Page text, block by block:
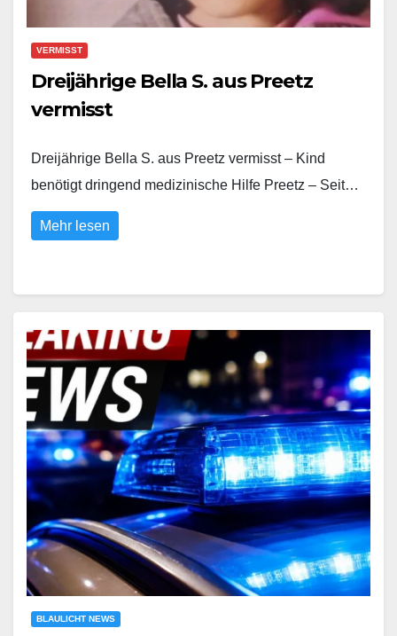
VERMISST
Dreijährige Bella S. aus Preetz
vermisst
Dreijährige Bella S. aus Preetz vermisst – Kind
benötigt dringend medizinische Hilfe Preetz – Seit…
Mehr lesen
BLAULICHT NEWS